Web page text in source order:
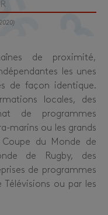
de proximité,
les unes
de façon identique.
locales, des
de programmes
marins ou les grands
du Monde de
de Rugby, des
de programmes
ou par les